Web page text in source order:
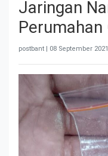
Jaringan
Perumahan
postbant | 08 September